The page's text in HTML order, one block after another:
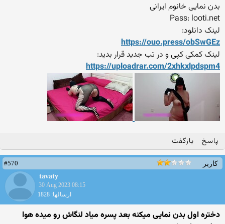
بدن نمایی خانوم ایرانی
Pass: looti.net
لینک دانلود:
https://ouo.press/obSwGEz
لینک کمکی کپی و در تب جدید قرار بدید:
https://uploadrar.com/2xhkxlpdspm4
پاسخ بازگفت
کاربر
#570
tavaty
30 Aug 2023 08:15
ارسالها: 1828
دختره اول بدن نمایی میکنه بعد پسره میاد لنگاش رو میده هوا